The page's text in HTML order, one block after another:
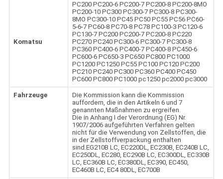
Komatsu
PC200 PC200-6 PC200-7 PC200-8 PC200-8MO
PC200-10 PC300 PC300-7 PC300-8 PC300-
8MO PC300-10 PC45 PC50 PC55 PC56 PC60-
5-6-7 PC60-8 PC70-8 PC78 PC100-3 PC120-6
PC130-7 PC200 PC200-7 PC200-8 PC220
PC270 PC240 PC300-6 PC300-7 PC300-8
PC360 PC400-6 PC400-7 PC400-8 PC450-6
PC600-6 PC650-3 PC650 PC800 PC1000
PC1200 PC1250 PC55 PC100 PC120 PC200
PC210 PC240 PC300 PC360 PC400 PC450
PC600 PC800 PC1000 pc1250 pc2000 pc3000
Fahrzeuge
Die Kommission kann die Kommission
auffordern, die in den Artikeln 6 und 7
genannten Maßnahmen zu ergreifen.
Die in Anhang I der Verordnung (EG) Nr.
1907/2006 aufgeführten Verfahren gelten
nicht für die Verwendung von Zellstoffen, die
in der Zellstoffverpackung enthalten
sind.EG210B LC, EC220DL, EC230B, EC240B LC,
EC250DL, EC280, EC290B LC, EC300DL, EC330B
LC, EC360B LC, EC380DL, EC390, EC450,
EC460B LC, EC4 80DL, EC700B